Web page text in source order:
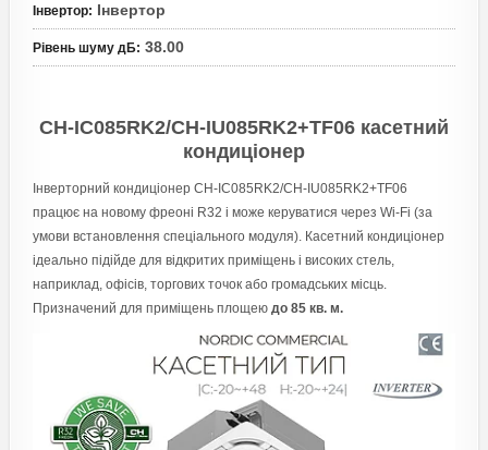
Інвертор: Інвертор
Рівень шуму дБ: 38.00
CH-IC085RK2/CH-IU085RK2+TF06 касетний
кондиціонер
Інверторний кондиціонер CH-IC085RK2/CH-IU085RK2+TF06
працює на новому фреоні R32 і може керуватися через Wi-Fi (за
умови встановлення спеціального модуля). Касетний кондиціонер
ідеально підійде для відкритих приміщень і високих стель,
наприклад, офісів, торгових точок або громадських місць.
Призначений для приміщень площею до 85 кв. м.